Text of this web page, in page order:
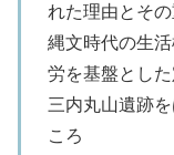
れた理由とそ
縄文時代の生
労を基盤とし
三内丸山遺跡
ころ